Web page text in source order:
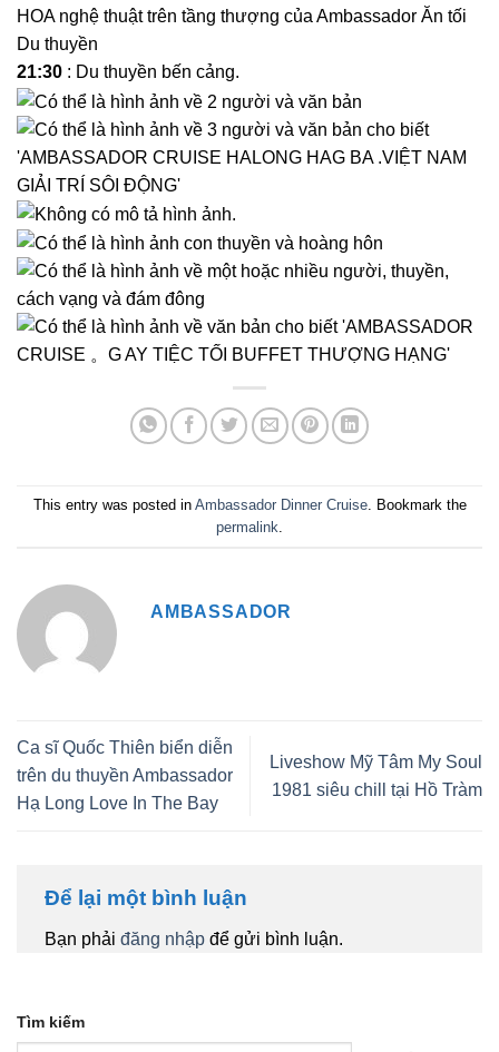
HOA nghệ thuật trên tầng thượng của Ambassador Ăn tối
Du thuyền
21:30 : Du thuyền bến cảng.
This entry was posted in Ambassador Dinner Cruise. Bookmark the
permalink
AMBASSADOR
Ca sĩ Quốc Thiên biển diễn
trên du thuyền Ambassador
Hạ Long Love In The Bay
Liveshow Mỹ Tâm My Soul
1981 siêu chill tại Hồ Tràm
Để lại một bình luận
Bạn phải đăng nhập để gửi bình luận.
Tìm kiếm